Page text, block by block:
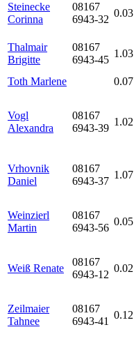
Steinecke
Corinna
08167
6943-32
0.03
Thalmair
Brigitte
08167
6943-45
1.03
Toth Marlene
0.07
Vogl
Alexandra
08167
6943-39
1.02
Vrhovnik
Daniel
08167
6943-37
1.07
Weinzierl
Martin
08167
6943-56
0.05
Weiß Renate
08167
6943-12
0.02
Zeilmaier
Tahnee
08167
6943-41
0.12